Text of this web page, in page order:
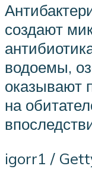
создают
водоемы,
оказывают
на
igorr1 /